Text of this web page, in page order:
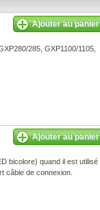
Ajouter au panier
285, GXP1100/1105,
Ajouter au panier
bicolore) quand il est utilisé
câble de connexion.